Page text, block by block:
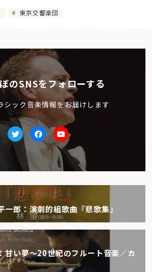
東京交響楽団
のSNSをフォローする
シック音楽情報をお届けします
TwitterfacebookYoutube
一郎：演劇的組歌曲『悲歌集』
甘い夢〜20世紀のフルート音楽／カ